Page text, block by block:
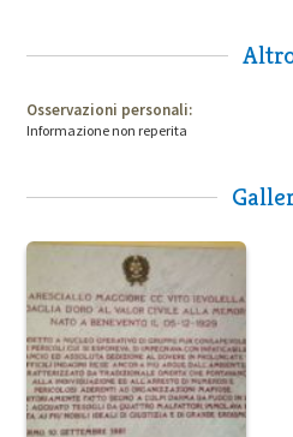
Osservazioni personali:
Informazione non reperita